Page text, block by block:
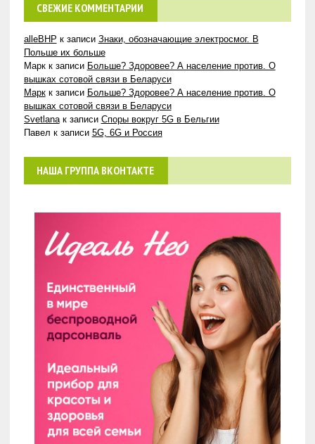
СВЕЖИЕ КОММЕНТАРИИ
alleBHP к записи Знаки, обозначающие электросмог. В
Польше их больше
Маркк записи Больше? Здоровее? А население против. О
вышках сотовой связи в Беларуси
Маркк записи Больше? Здоровее? А население против. О
вышках сотовой связи в Беларуси
Svetlanaк записи Споры вокруг 5G в Бельгии
Павел к записи 5G, 6G и Россия
НАША ГРУППА ВКОНТАКТЕ